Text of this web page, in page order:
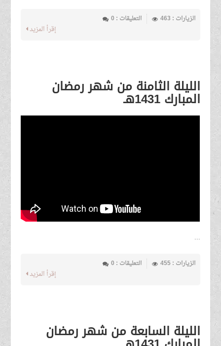
الزيارات : 463 التعليقات : 0
إقرأ المزيد
الليلة الثامنة من شهر رمضان
المبارك 1431هـ
...
الزيارات : 455 التعليقات : 0
إقرأ المزيد
الليلة السابعة من شهر رمضان